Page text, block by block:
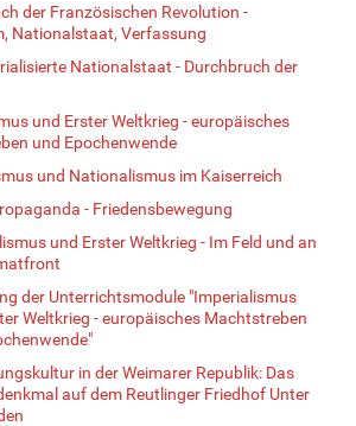
der Französischen Revolution -
Nationalstaat, Verfassung
Nationalstaat - Durchbruch der
und Erster Weltkrieg - europäisches
und Epochenwende
und Nationalismus im Kaiserreich
- Friedensbewegung
und Erster Weltkrieg - Im Feld und an
der Unterrichtsmodule "Imperialismus
Weltkrieg - europäisches Machtstreben
in der Weimarer Republik: Das
auf dem Reutlinger Friedhof Unter